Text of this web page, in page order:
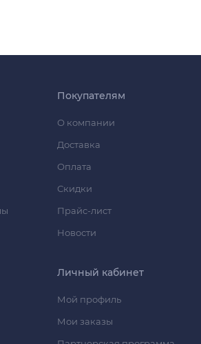
Покупателям
О компании
Доставка
Оплата
Скидки
Прайс-лист
Новости
Личный кабинет
Мой профиль
Мои заказы